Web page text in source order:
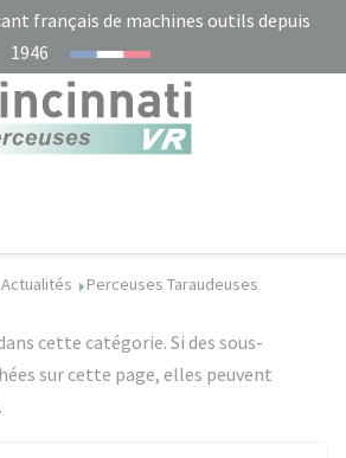
français de machines outils depuis
1946
Actualités Perceuses Taraudeuses
cette catégorie. Si des sous-
sur cette page, elles peuvent